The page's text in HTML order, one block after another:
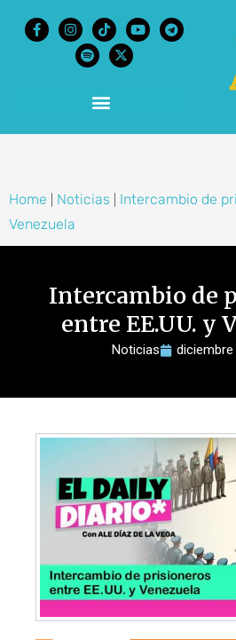
Home Noticias
Intercambio de
Venezuela
Intercambio de
entre EE.UU. y
Noticias diciembre